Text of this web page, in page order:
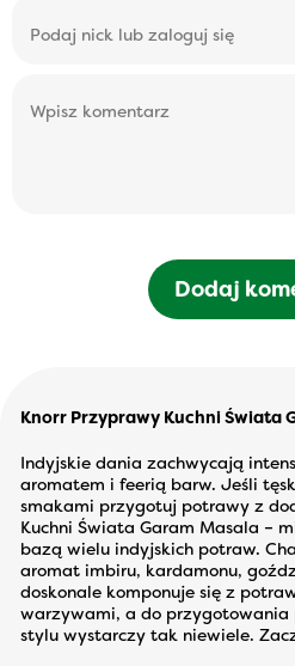
Dodaj
Knorr Przyprawy Kuchni Świata
Indyjskie dania zachwycają
aromatem i feerią barw. Jeśli
smakami przygotuj potrawy z
Kuchni Świata Garam Masala –
bazą wielu indyjskich potraw.
aromat imbiru, kardamonu,
doskonale komponuje się z
warzywami, a do przygotowania
stylu wystarczy tak niewiele.